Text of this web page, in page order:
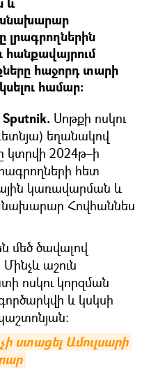
լրագրողներին
հանքավայրում
հաջորդ տարի
համար։
Սոթքի ոսկու
եղանակով
կտրվի 2024թ–ի
հետ
կառավարման և
Հովհաննես
մեծ ծավալով
աշուն
ոսկու կորզման
և կսկսի
ստացել Ամուլսարի